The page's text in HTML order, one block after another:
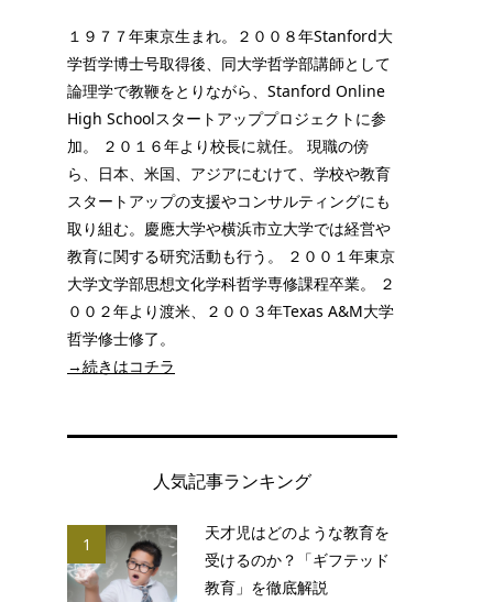
１９７７年東京生まれ。２００８年Stanford大
学哲学博士号取得後、同大学哲学部講師として
論理学で教鞭をとりながら、Stanford Online
High Schoolスタートアッププロジェクトに参
加。 ２０１６年より校長に就任。 現職の傍
ら、日本、米国、アジアにむけて、学校や教育
スタートアップの支援やコンサルティングにも
取り組む。慶應大学や横浜市立大学では経営や
教育に関する研究活動も行う。 ２００１年東京
大学文学部思想文化学科哲学専修課程卒業。 ２
００２年より渡米、２００３年Texas A&M大学
哲学修士修了。
→続きはコチラ
人気記事ランキング
1
天才児はどのような教育を
受けるのか？「ギフテッド
教育」を徹底解説